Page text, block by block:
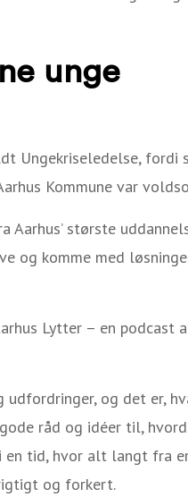
unge
Ungekriseledelse, fordi
Kommune var
Aarhus’ største
og komme med
Lytter – en podcast
og det er,
råd og idéer til,
tid, hvor alt langt fra
og forkert.